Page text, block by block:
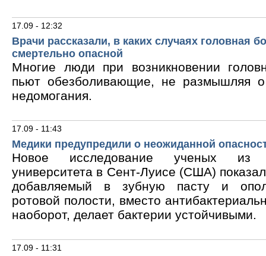
17.09 - 12:32
Врачи рассказали, в каких случаях головная
смертельно опасной
Многие люди при возникновении
пьют обезболивающие, не размышляя о
недомогания.
17.09 - 11:43
Медики предупредили о неожиданной
Новое исследование ученых из
университета в Сент-Луисе (США)
добавляемый в зубную пасту и
ротовой полости, вместо
наоборот, делает бактерии устойчивыми.
17.09 - 11:31